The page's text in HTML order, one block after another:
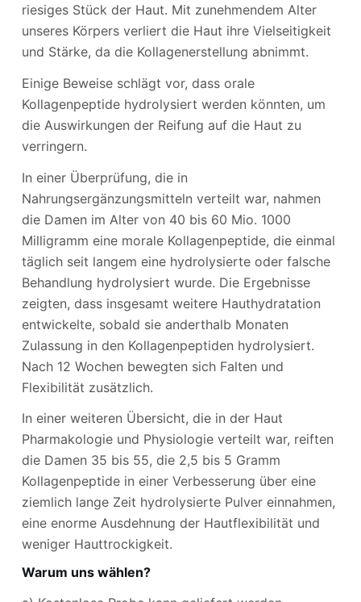
riesiges Stück der Haut. Mit zunehmendem Alter
unseres Körpers verliert die Haut ihre Vielseitigkeit
und Stärke, da die Kollagenerstellung abnimmt.
Einige Beweise schlägt vor, dass orale
Kollagenpeptide hydrolysiert werden könnten, um
die Auswirkungen der Reifung auf die Haut zu
verringern.
In einer Überprüfung, die in
Nahrungsergänzungsmitteln verteilt war, nahmen
die Damen im Alter von 40 bis 60 Mio. 1000
Milligramm eine morale Kollagenpeptide, die einmal
täglich seit langem eine hydrolysierte oder falsche
Behandlung hydrolysiert wurde. Die Ergebnisse
zeigten, dass insgesamt weitere Hauthydratation
entwickelte, sobald sie anderthalb Monaten
Zulassung in den Kollagenpeptiden hydrolysiert.
Nach 12 Wochen bewegten sich Falten und
Flexibilität zusätzlich.
In einer weiteren Übersicht, die in der Haut
Pharmakologie und Physiologie verteilt war, reiften
die Damen 35 bis 55, die 2,5 bis 5 Gramm
Kollagenpeptide in einer Verbesserung über eine
ziemlich lange Zeit hydrolysierte Pulver einnahmen,
eine enorme Ausdehnung der Hautflexibilität und
weniger Hauttrockigkeit.
Warum uns wählen?